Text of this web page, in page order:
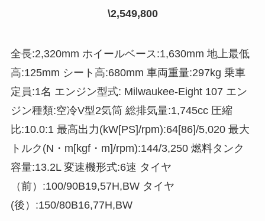
\2,549,800
全長:2,320mm ホイールベース:1,630mm 地上最低
高:125mm シート高:680mm 車両重量:297kg 乗車
定員:1名 エンジン型式: Milwaukee-Eight 107 エン
ジン種類:空冷V型2気筒 総排気量:1,745cc 圧縮
比:10.0:1 最高出力(kW[PS]/rpm):64[86]/5,020 最大
トルク(N・m[kgf・m]/rpm):144/3,250 燃料タンク
容量:13.2L 変速機形式:6速 タイヤ
（前）:100/90B19,57H,BW タイヤ
(後）:150/80B16,77H,BW